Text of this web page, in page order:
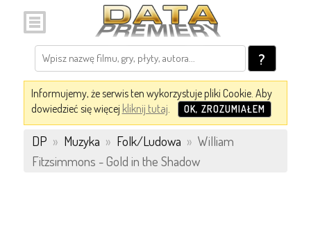
?
Informujemy, że serwis ten wykorzystuje pliki Cookie. Aby
dowiedzieć się więcej kliknij tutaj. OK, ZROZUMIAŁEM
DP » Muzyka » Folk/Ludowa » William
Fitzsimmons - Gold in the Shadow